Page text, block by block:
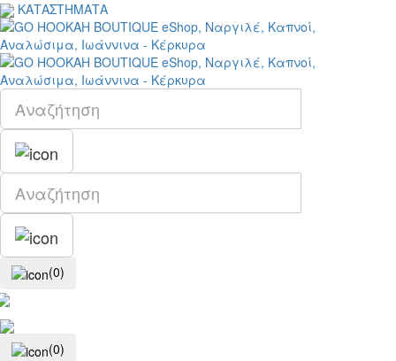
ΚΑΤΑΣΤΗΜΑΤΑ
(0)
(0)